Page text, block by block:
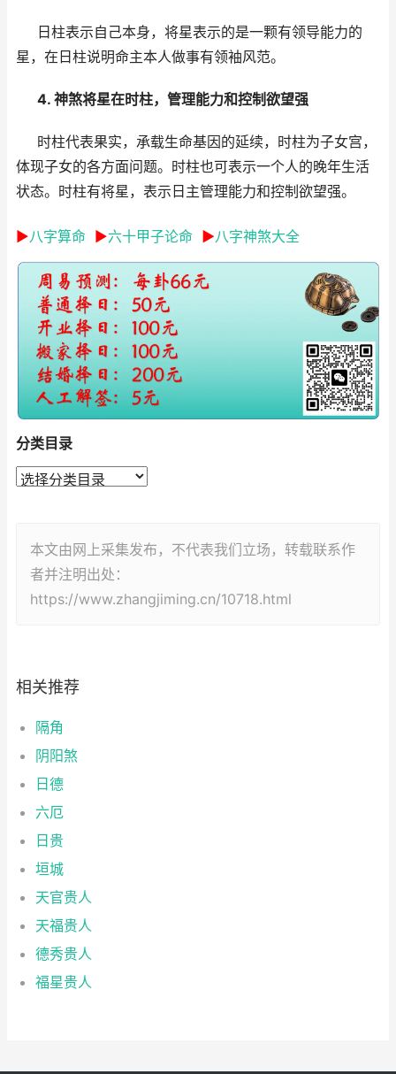
日柱表示自己本身，将星表示的是一颗有领导能力的
星，在日柱说明命主本人做事有领袖风范。
4. 神煞将星在时柱，管理能力和控制欲望强
时柱代表果实，承载生命基因的延续，时柱为子女宫，
体现子女的各方面问题。时柱也可表示一个人的晚年生活
状态。时柱有将星，表示日主管理能力和控制欲望强。
►八字算命 ►六十甲子论命 ►八字神煞大全
分类目录
本文由网上采集发布，不代表我们立场，转载联系作
者并注明出处：
https://www.zhangjiming.cn/10718.html
相关推荐
隔角
阴阳煞
日德
六厄
日贵
垣城
天官贵人
天福贵人
德秀贵人
福星贵人